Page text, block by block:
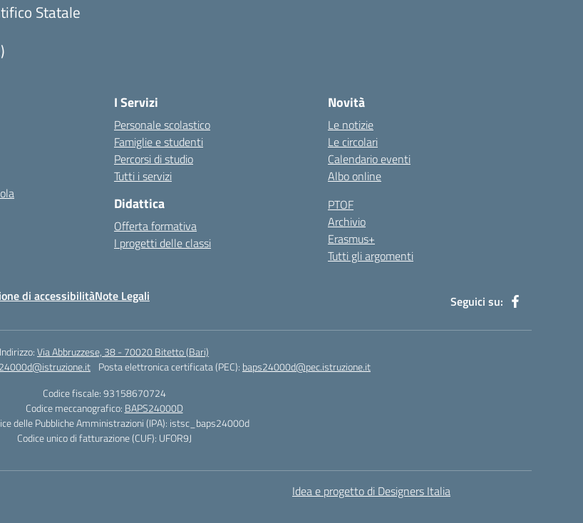
Statale
I Servizi
Personale scolastico
Famiglie e studenti
Percorsi di studio
Tutti i servizi
Didattica
Offerta formativa
I progetti delle classi
Novità
Le notizie
Le circolari
Calendario eventi
Albo online
PTOF
Archivio
Erasmus+
Tutti gli argomenti
di accessibilitàNote Legali Seguici su:
Indirizzo:Via Abbruzzese, 38 - 70020 Bitetto (Bari)
Posta elettronica certificata (PEC): baps24000d@pec.istruzione.it
Codice fiscale: 93158670724
Codice meccanografico: BAPS24000D
delle Pubbliche Amministrazioni (IPA): istsc_baps24000d
Codice unico di fatturazione (CUF): UFOR9J
Idea e progetto di Designers Italia